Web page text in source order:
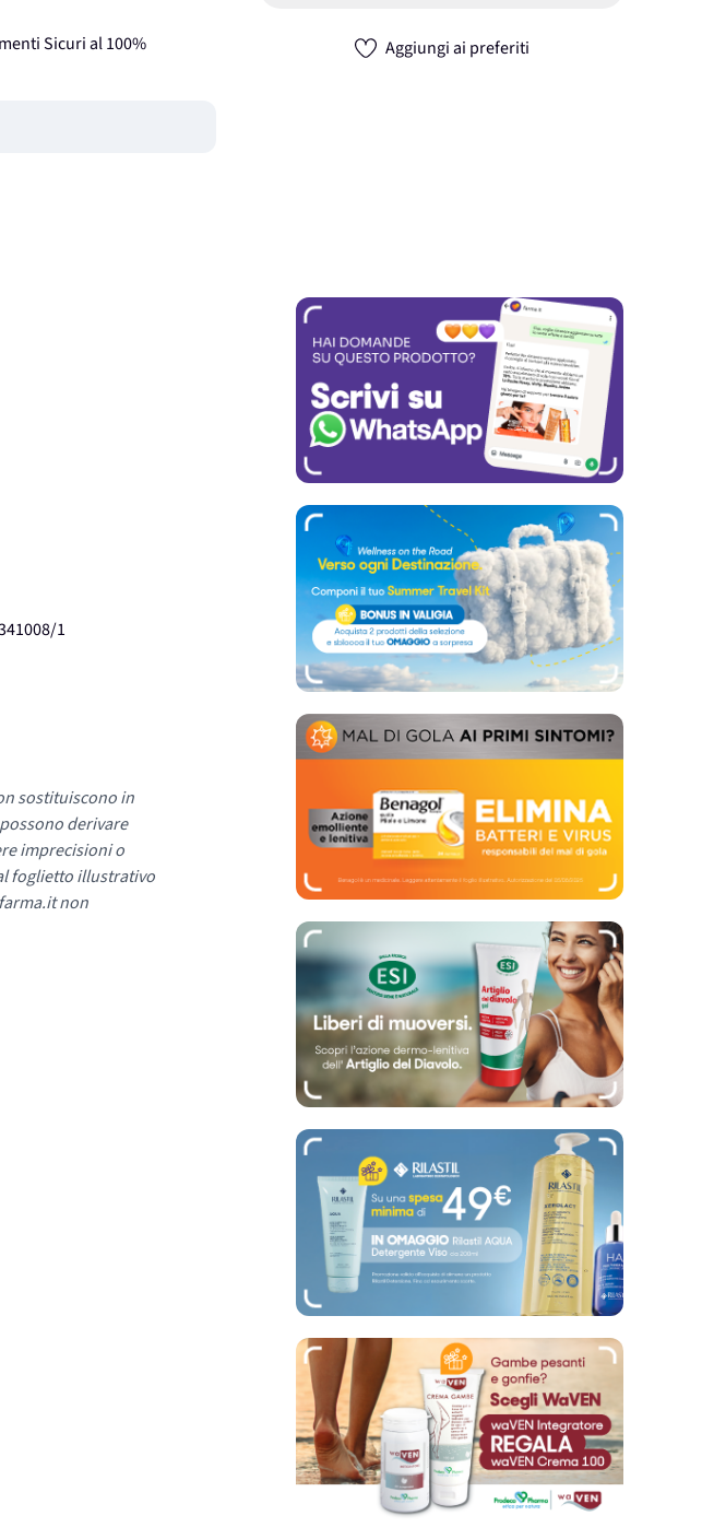
Aggiungi ai preferiti
Sicuri al 100%
1
sostituiscono in
derivare
imprecisioni o
foglietto illustrativo
non